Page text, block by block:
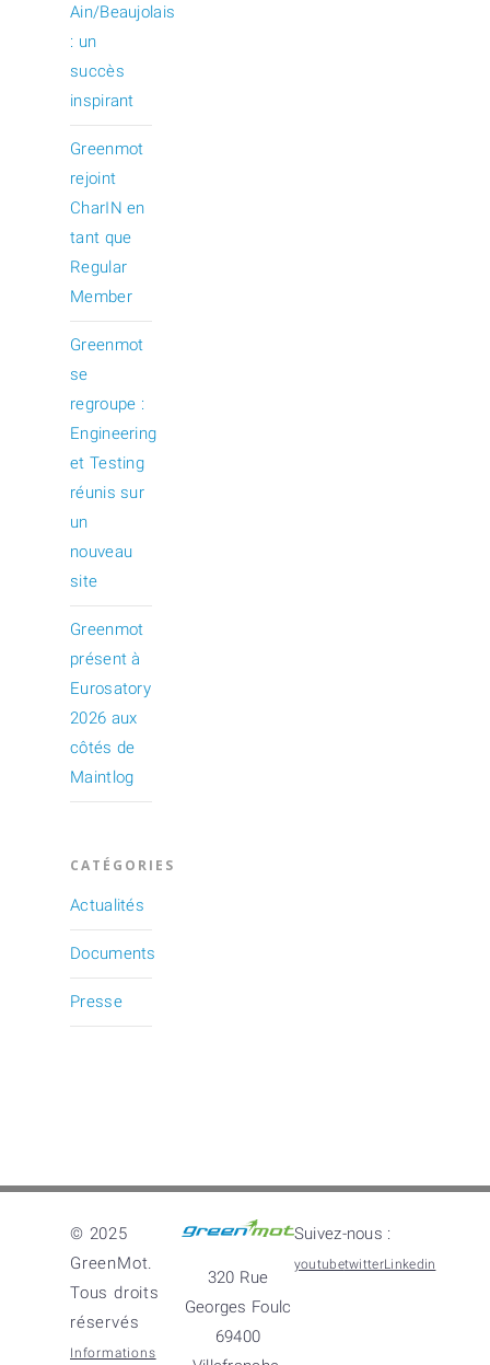
Ain/Beaujolais
: un
succès
inspirant
Greenmot
rejoint
CharIN en
tant que
Regular
Member
Greenmot
se
regroupe :
Engineering
et Testing
réunis sur
un
nouveau
site
Greenmot
présent à
Eurosatory
2026 aux
côtés de
Maintlog
CATÉGORIES
Actualités
Documents
Presse
© 2025
GreenMot.
Tous droits
réservés
Informations
320 Rue
Georges Foulc
69400
Suivez-nous :
youtubetwitterLinkedin